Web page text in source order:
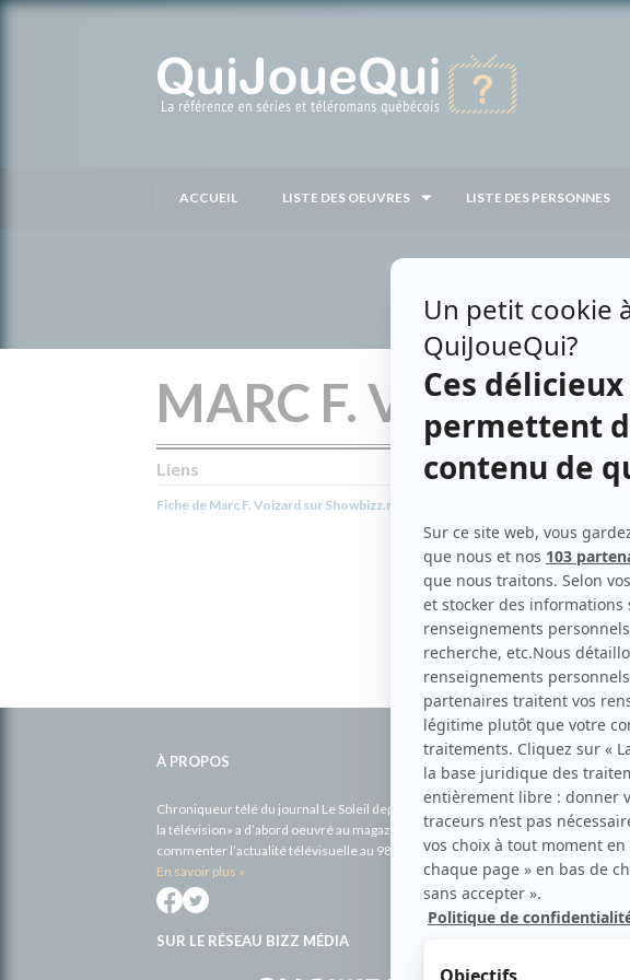
ACCUEIL LISTE DES OEUVRES LISTE DES PERSONNES
MARC F. VOIZARD
Liens
Fiche de Marc F. Voizard sur Showbizz.net
Les
Sirènes
À PROPOS
Chroniqueur télé du journal Le Soleil depuis 2001, Richard Therrien carbure à
la télévision» a d’abord oeuvré au magazine TV Hebdo de 1996 à 2001. Sa
commenter l’actualité télévisuelle au 98,5.
En savoir plus »
SUR LE RÉSEAU BIZZ MÉDIA